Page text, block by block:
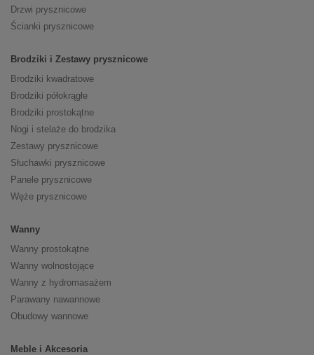
Drzwi prysznicowe
Ścianki prysznicowe
Brodziki i Zestawy prysznicowe
Brodziki kwadratowe
Brodziki półokrągłe
Brodziki prostokątne
Nogi i stelaże do brodzika
Zestawy prysznicowe
Słuchawki prysznicowe
Panele prysznicowe
Węże prysznicowe
Wanny
Wanny prostokątne
Wanny wolnostojące
Wanny z hydromasażem
Parawany nawannowe
Obudowy wannowe
Meble i Akcesoria